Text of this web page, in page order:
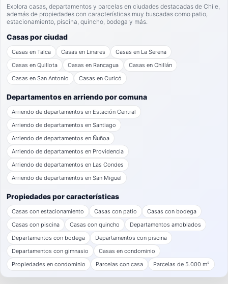
Explora casas, departamentos y parcelas en ciudades destacadas de Chile,
además de propiedades con características muy buscadas como patio,
estacionamiento, piscina, quincho, bodega y más.
Casas por ciudad
Casas en Talca Casas en Linares
Casas en La Serena
Casas en Quillota
Casas en Rancagua
Casas en Chillán
Casas en San Antonio
Casas en Curicó
Departamentos en arriendo por comuna
Arriendo de departamentos en Estación Central
Arriendo de departamentos en Santiago
Arriendo de departamentos en Ñuñoa
Arriendo de departamentos en Providencia
Arriendo de departamentos en Las Condes
Arriendo de departamentos en San Miguel
Propiedades por características
Casas con estacionamiento Casas con patio
Casas con bodega
Casas con piscina
Casas con quincho
Departamentos amoblados
Departamentos con bodega
Departamentos con piscina
Departamentos con gimnasio
Casas en condominio
Propiedades en condominio
Parcelas con casa Parcelas de 5.000 m²